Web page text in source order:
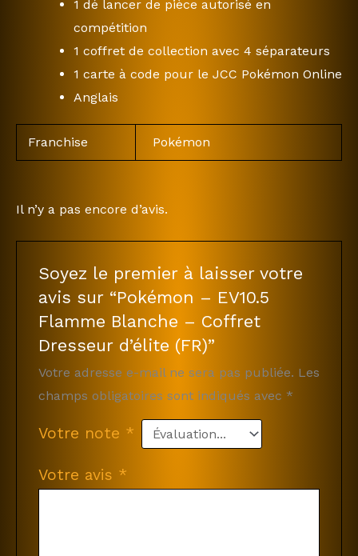
1 dé lancer de pièce autorisé en
compétition
1 coffret de collection avec 4 séparateurs
1 carte à code pour le JCC Pokémon Online
Anglais
Franchise Pokémon
Il n’y a pas encore d’avis.
Soyez le premier à laisser votre
avis sur “Pokémon – EV10.5
Flamme Blanche – Coffret
Dresseur d’élite (FR)”
Votre adresse e-mail ne sera pas publiée. Les
champs obligatoires sont indiqués avec *
Votre note *
Votre avis *